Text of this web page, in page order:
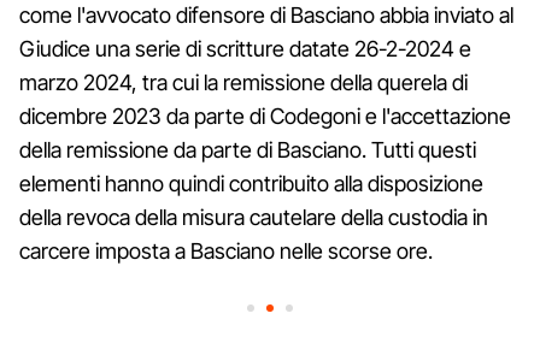
come l'avvocato difensore di Basciano abbia inviato al
Giudice una serie di scritture datate 26-2-2024 e
marzo 2024, tra cui la remissione della querela di
dicembre 2023 da parte di Codegoni e l'accettazione
della remissione da parte di Basciano. Tutti questi
elementi hanno quindi contribuito alla disposizione
della revoca della misura cautelare della custodia in
carcere imposta a Basciano nelle scorse ore.